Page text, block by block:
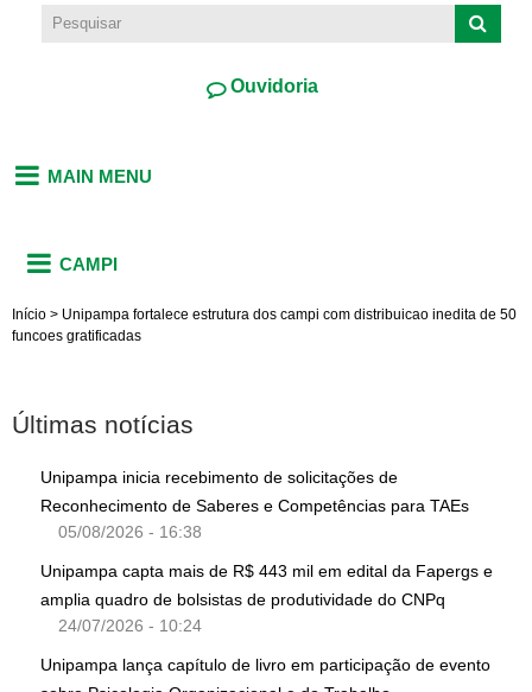
Ouvidoria
MAIN MENU
CAMPI
Início > Unipampa fortalece estrutura dos campi com distribuicao inedita de 50
funcoes gratificadas
Últimas notícias
Unipampa inicia recebimento de solicitações de
Reconhecimento de Saberes e Competências para TAEs
05/08/2026 - 16:38
Unipampa capta mais de R$ 443 mil em edital da Fapergs e
amplia quadro de bolsistas de produtividade do CNPq
24/07/2026 - 10:24
Unipampa lança capítulo de livro em participação de evento